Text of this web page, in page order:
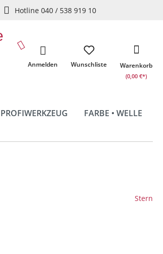
Hotline 040 / 538 919 10
Wunschliste
Anmelden Warenkorb
(0,00 €*)
PROFIWERKZEUG
FARBE • WELLE
Stern